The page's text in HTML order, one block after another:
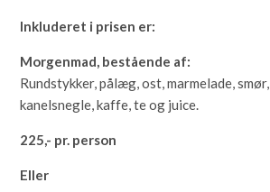
Inkluderet i prisen er:
Morgenmad, bestående af:
Rundstykker, pålæg, ost, marmelade, smør,
kanelsnegle, kaffe, te og juice.
225,- pr. person
Eller